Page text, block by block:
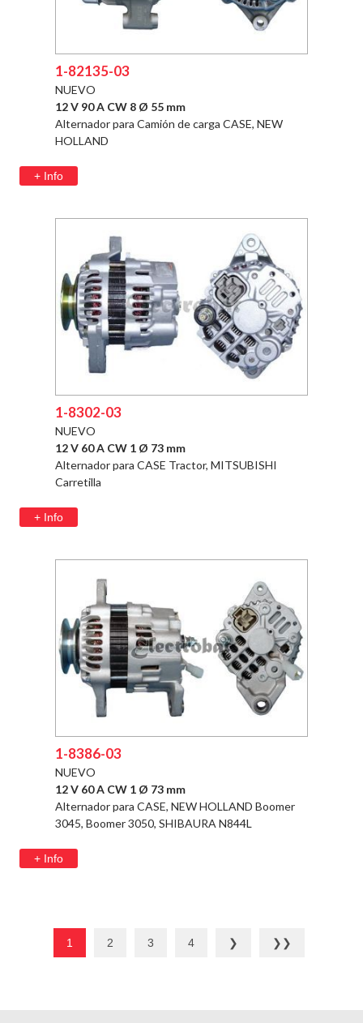
1-82135-03
NUEVO
12 V 90 A CW 8 Ø 55 mm
Alternador para Camión de carga CASE, NEW
HOLLAND
+ Info
1-8302-03
NUEVO
12 V 60 A CW 1 Ø 73 mm
Alternador para CASE Tractor, MITSUBISHI
Carretilla
+ Info
1-8386-03
NUEVO
12 V 60 A CW 1 Ø 73 mm
Alternador para CASE, NEW HOLLAND Boomer
3045, Boomer 3050, SHIBAURA N844L
+ Info
1 2 3 4 ❯ ❯❯